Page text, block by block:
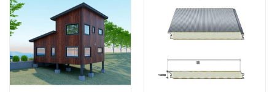
Lee Mas
soldadura sin costura y
montaje rápido.
Lee Mas